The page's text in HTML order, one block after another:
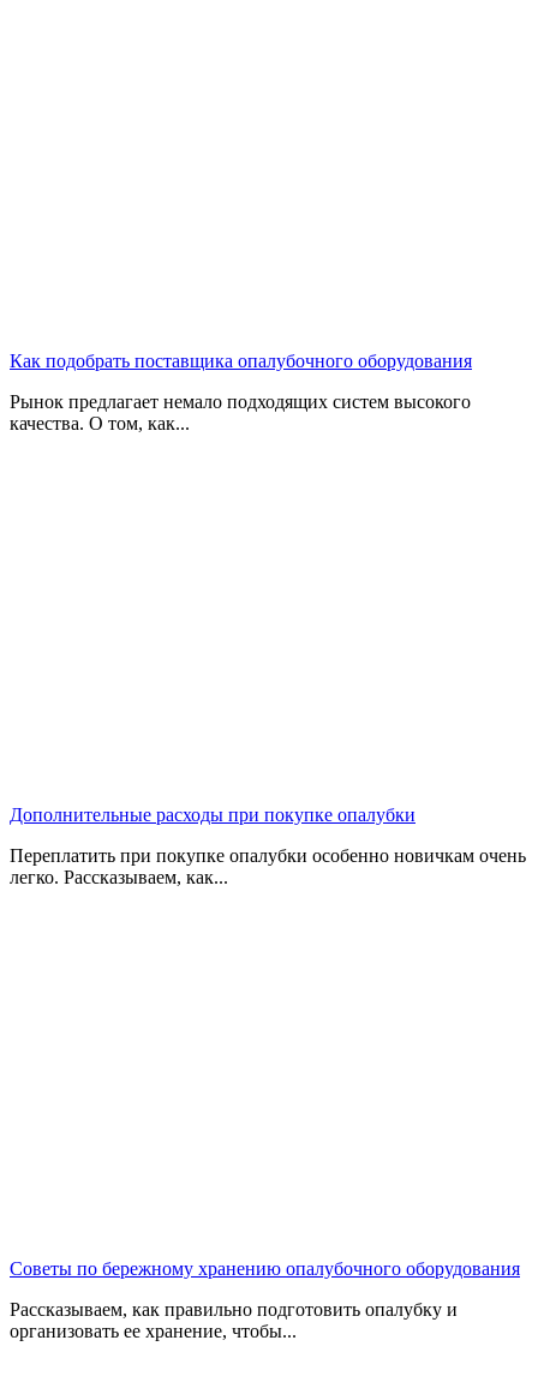
Как подобрать поставщика опалубочного оборудования
Рынок предлагает немало подходящих систем высокого
качества. О том, как...
Дополнительные расходы при покупке опалубки
Переплатить при покупке опалубки особенно новичкам очень
легко. Рассказываем, как...
Советы по бережному хранению опалубочного оборудования
Рассказываем, как правильно подготовить опалубку и
организовать ее хранение, чтобы...